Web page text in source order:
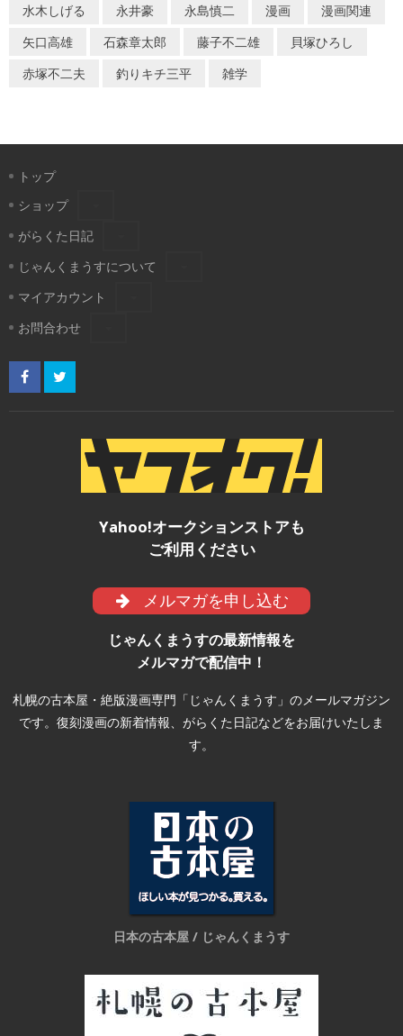
水木しげる
永井豪 永島慎二 漫画
漫画関連
矢口高雄
石森章太郎 藤子不二雄
貝塚ひろし
赤塚不二夫
釣りキチ三平 雑学
トップ
ショップ
がらくた日記
じゃんくまうすについて
マイアカウント
お問合わせ
Yahoo!オークションストアも
ご利用ください
メルマガを申し込む
じゃんくまうすの最新情報を
メルマガで配信中！
札幌の古本屋・絶版漫画専門「じゃんくまうす」のメールマガジン
です。復刻漫画の新着情報、がらくた日記などをお届けいたしま
す。
日本の古本屋 / じゃんくまうす